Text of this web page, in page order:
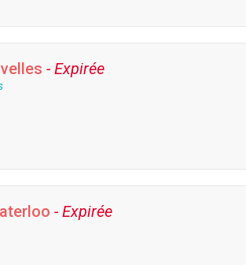
- Expirée
- Expirée